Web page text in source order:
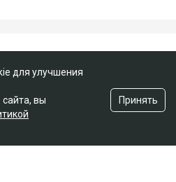
для улучшения
вы
Принять